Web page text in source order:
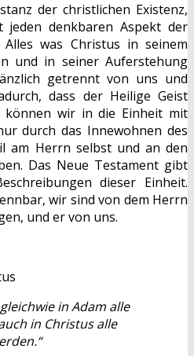
der christlichen Existenz,
denkbaren Aspekt der
was Christus in seinem
und in seiner Auferstehung
getrennt von uns und
dass der Heilige Geist
wir in die Einheit mit
durch das Innewohnen des
am Herrn selbst und an den
Das Neue Testament gibt
dieser Einheit.
wir sind von dem Herrn
und er von uns.
in Adam alle
in Christus alle